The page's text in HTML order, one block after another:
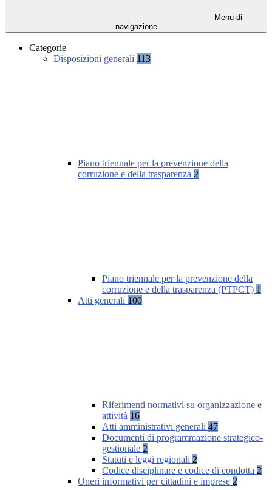
Menu di
navigazione
Categorie
Disposizioni generali 113
Piano triennale per la prevenzione della
corruzione e della trasparenza 2
Piano triennale per la prevenzione della
corruzione e della trasparenza (PTPCT) 1
Atti generali 100
Riferimenti normativi su organizzazione e
attività 16
Atti amministrativi generali 47
Documenti di programmazione strategico-
gestionale 2
Statuti e leggi regionali 2
Codice disciplinare e codice di condotta 2
Oneri informativi per cittadini e imprese 2